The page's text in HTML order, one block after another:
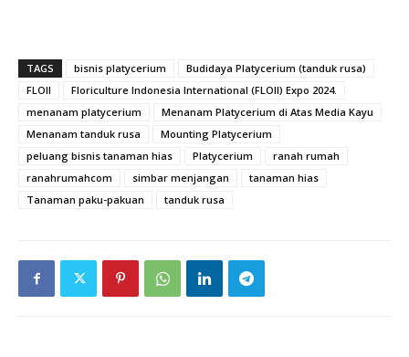
TAGS bisnis platycerium
Budidaya Platycerium (tanduk rusa)
FLOII
Floriculture Indonesia International (FLOII) Expo 2024.
menanam platycerium
Menanam Platycerium di Atas Media Kayu
Menanam tanduk rusa
Mounting Platycerium
peluang bisnis tanaman hias
Platycerium
ranah rumah
ranahrumahcom
simbar menjangan
tanaman hias
Tanaman paku-pakuan
tanduk rusa